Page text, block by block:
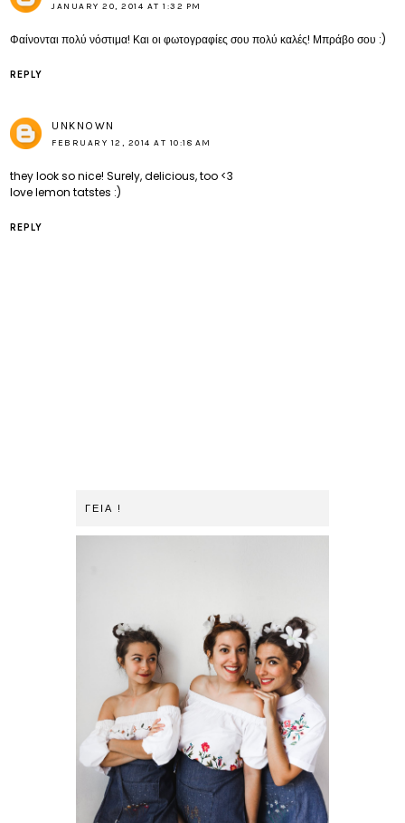
JANUARY 20, 2014 AT 1:32 PM
Φαίνονται πολύ νόστιμα! Και οι φωτογραφίες σου πολύ καλές! Μπράβο σου :)
REPLY
UNKNOWN
FEBRUARY 12, 2014 AT 10:18 AM
they look so nice! Surely, delicious, too <3
love lemon tatstes :)
REPLY
ΓΕΙΑ !